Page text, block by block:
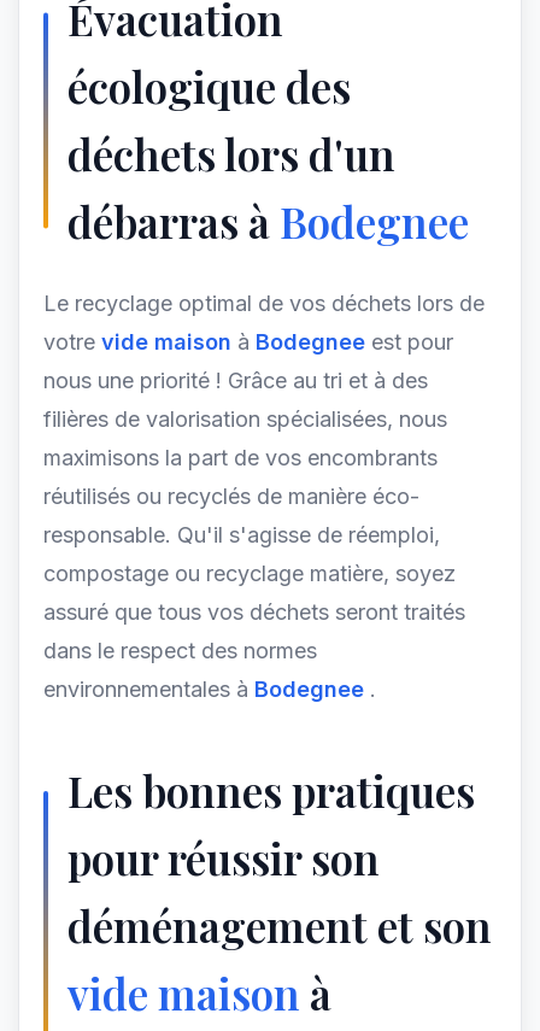
Évacuation
écologique des
déchets lors d'un
débarras àBodegnee
Le recyclage optimal de vos déchets lors de
votre vide maison à Bodegnee est pour
nous une priorité ! Grâce au tri et à des
filières de valorisation spécialisées, nous
maximisons la part de vos encombrants
réutilisés ou recyclés de manière éco-
responsable. Qu'il s'agisse de réemploi,
compostage ou recyclage matière, soyez
assuré que tous vos déchets seront traités
dans le respect des normes
environnementales à Bodegnee .
Les bonnes pratiques
pour réussir son
déménagement et son
vide maison à